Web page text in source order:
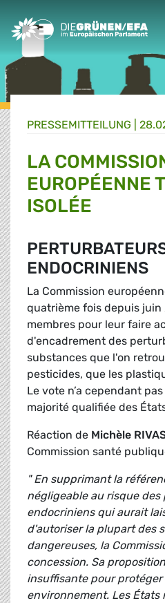
Greens/EFA Home
PRESSE­MITTEILUNG
LA
EUROPÉENNE
ISOLÉE
ENDOCRINIENS
La Commission
quatrième fois depuis juin
membres pour leur faire
d'encadrement des
substances que l'on
pesticides, que les
Le vote n’a cependant
majorité qualifiée des
Réaction de Michèle
Commission santé
" En supprimant la
négligeable au risque
endocriniens qui aurait
d'autoriser la plupart des
dangereuses, la
concession. Sa
insuffisante pour
environnement. Les États